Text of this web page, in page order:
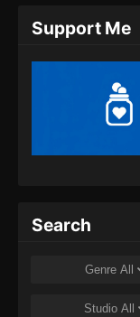
Support Me
Search
Genre All
Studio All